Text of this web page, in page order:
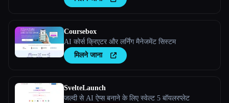
Coursebox
AI कोर्स क्रिएटर और लर्निंग मैनेजमेंट सिस्टम
मिलने जाना
SvelteLaunch
जल्दी से AI ऐप्स बनाने के लिए स्वेल्ट 5 बॉयलरप्लेट